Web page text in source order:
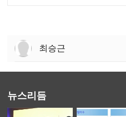
최승근
뉴스리듬